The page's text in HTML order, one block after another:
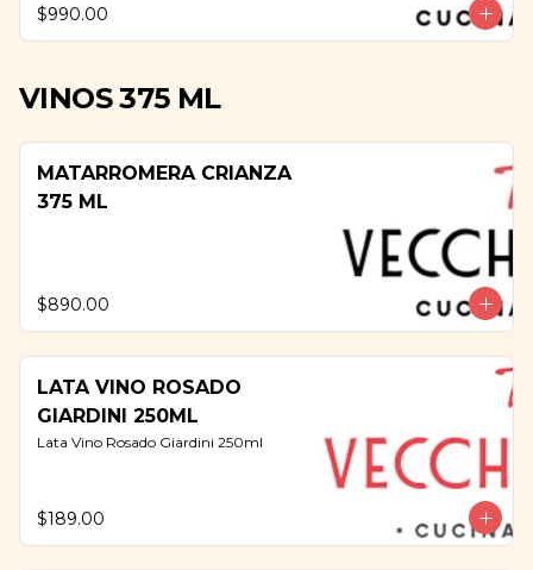
$990.00
VINOS 375 ML
MATARROMERA CRIANZA
375 ML
$890.00
LATA VINO ROSADO
GIARDINI 250ML
Lata Vino Rosado Giardini 250ml
$189.00